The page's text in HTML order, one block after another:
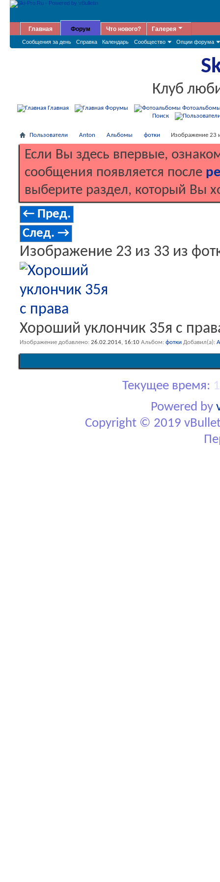
Главная Форум
Сообщения за день Справка Календарь Сообщество Опции форума
Что нового? Галерея
Клуб
Главная Форумы
Поиск
Пользователи Anton Альбомы фотки Изображение 23
Если Вы здесь впервые,
сообщения появляется после
выберите раздел, который Вы
← Пред.
След. →
Изображение 23 из 33 из
Хороший уклончик 35я с
Изображение добавлено 26.02.2014, 16:10 Альбом фотки Добавил(а)
Текущее время:
Powered by
Copyright © 2019